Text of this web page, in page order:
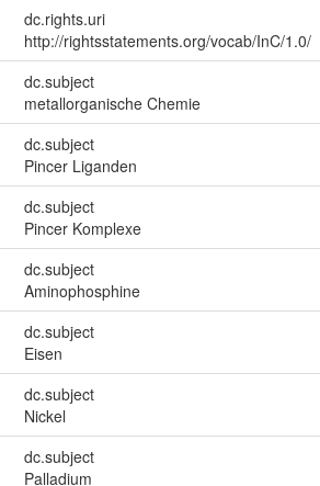
dc.rights.uri
http://rightsstatements.org/vocab/InC/1.0/
dc.subject
metallorganische Chemie
dc.subject
Pincer Liganden
dc.subject
Pincer Komplexe
dc.subject
Aminophosphine
dc.subject
Eisen
dc.subject
Nickel
dc.subject
Palladium